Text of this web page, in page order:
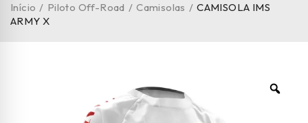
Início / Piloto Off-Road / Camisolas / CAMISOLA IMS
ARMY X